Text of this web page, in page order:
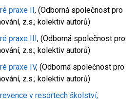
praxe II, (Odborná společnost pro
z.s.; kolektiv autorů)
praxe III, (Odborná společnost pro
z.s.; kolektiv autorů)
praxe IV, (Odborná společnost pro
z.s.; kolektiv autorů)
v resortech školství,